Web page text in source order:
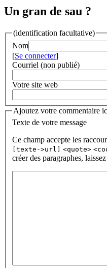
Un gran de sau ?
(identification facultative)
Nom
[Se connecter]
Courriel (non publié)
Votre site web
Ajoutez votre commentaire
Texte de votre message
Ce champ accepte les
[texte->url]
<quote>
créer des paragraphes,